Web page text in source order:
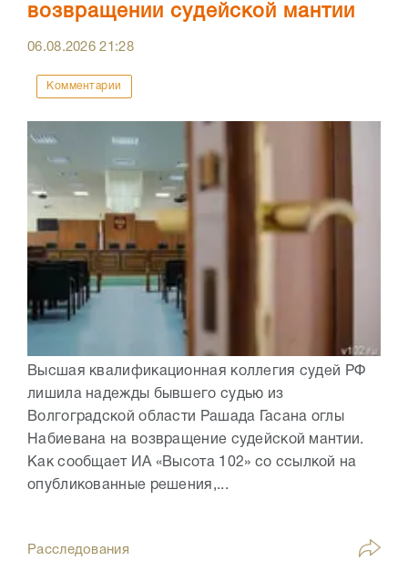
возвращении судейской мантии
06.08.202621:28
Комментарии
Высшая квалификационная коллегия судей РФ
лишила надежды бывшего судью из
Волгоградской области Рашада Гасана оглы
Набиевана на возвращение судейской мантии.
Как сообщает ИА «Высота 102» со ссылкой на
опубликованные решения,...
Расследования